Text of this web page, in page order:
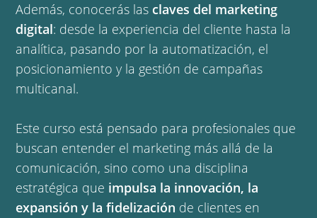
Además, conocerás las claves del marketing
digital: desde la experiencia del cliente hasta la
analítica, pasando por la automatización, el
posicionamiento y la gestión de campañas
multicanal.
Este curso está pensado para profesionales que
buscan entender el marketing más allá de la
comunicación, sino como una disciplina
estratégica que impulsa la innovación, la
expansión y la fidelización de clientes en